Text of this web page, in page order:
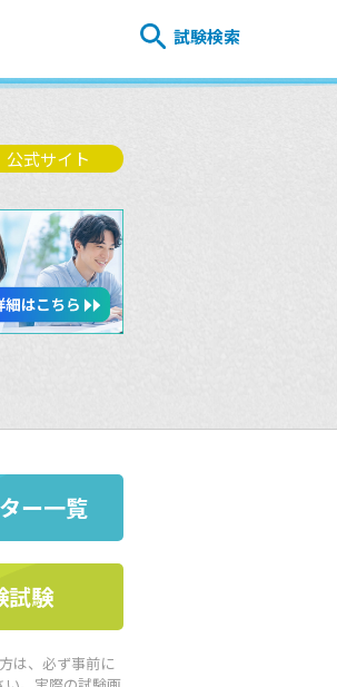
試験検索
公式サイト
ー一覧
試験
は、必ず事前に